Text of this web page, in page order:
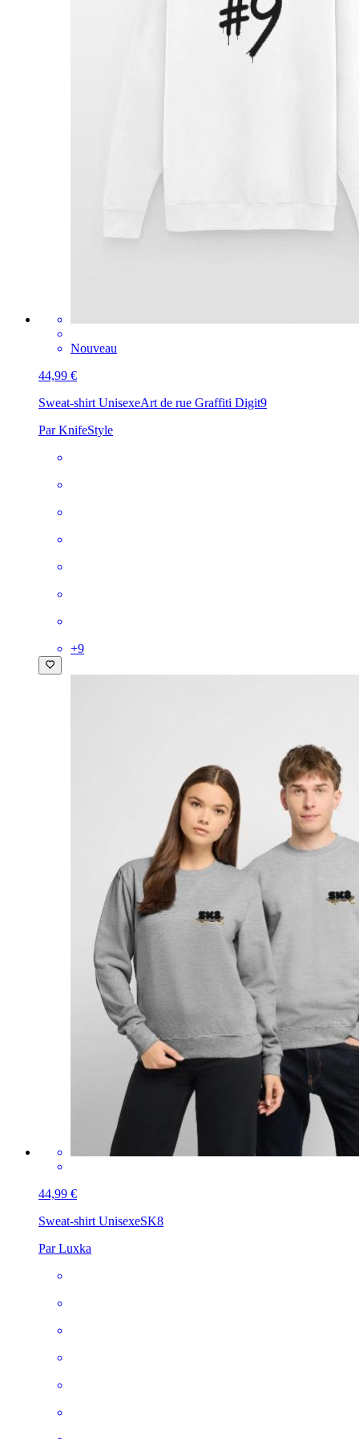
Nouveau
44,99 €
Sweat-shirt UnisexeArt de rue Graffiti Digit9
Par KnifeStyle
+9
44,99 €
Sweat-shirt UnisexeSK8
Par Luxka